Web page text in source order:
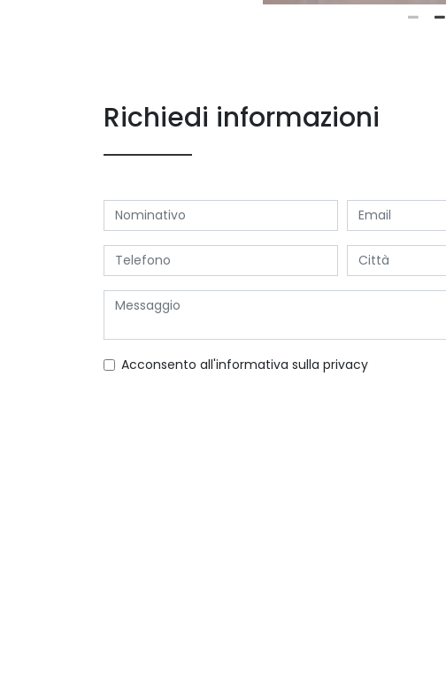
Richiedi informazioni
Acconsento all'informativa sulla privacy